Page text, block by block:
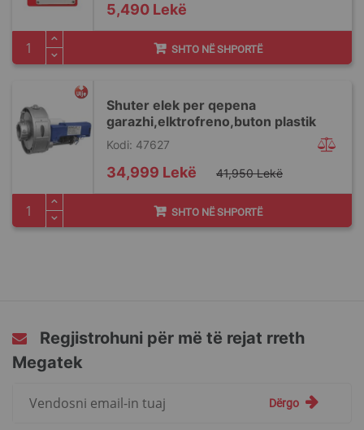
5,490 Lekë
SHTO NË SHPORTË
Shuter elek per qepena
garazhi,elktrofreno,buton plastik
Kodi: 47627
Special
Price
34,999 Lekë 41,950 Lekë
SHTO NË SHPORTË
Regjistrohuni për më të rejat rreth
Megatek
Dërgo